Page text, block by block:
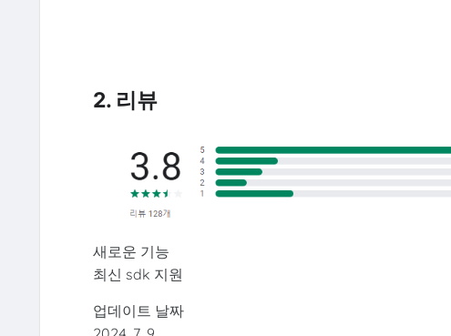
2. 리뷰
새로운 기능
최신 sdk 지원
업데이트 날짜